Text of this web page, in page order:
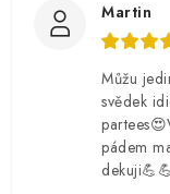
Martin
Můžu
svědek
pádem